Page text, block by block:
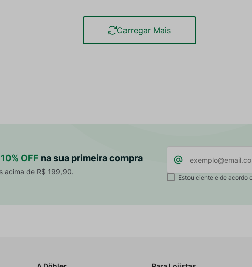
10% OFF na sua primeira compra
acima de R$ 199,90.
Estou ciente e de acordo